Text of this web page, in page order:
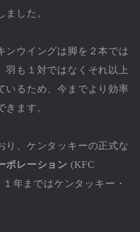
した。
ンウイングは脚を２本では
羽も１対ではなくそれ以上
いるため、今までより効率
きます。
り、ケンタッキーの正式な
ポレーション (KFC
年まではケンタッキー・